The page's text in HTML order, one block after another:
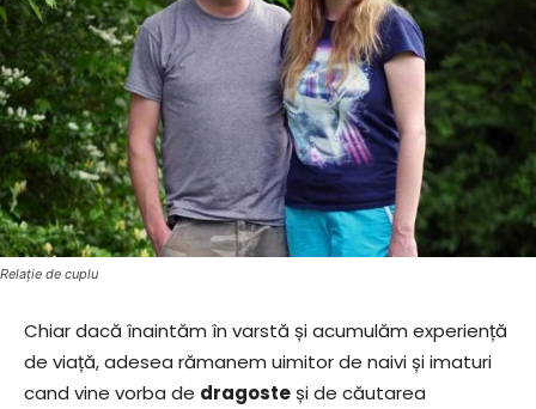
Relație de cuplu
Chiar dacă înaintăm în varstă și acumulăm experiență
de viață, adesea rămanem uimitor de naivi și imaturi
cand vine vorba de dragosteși de căutarea